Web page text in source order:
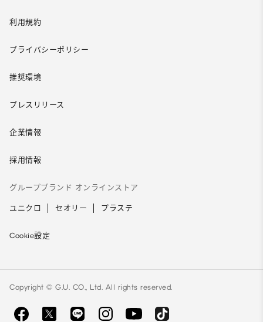
利用規約
プライバシーポリシー
推奨環境
プレスリリース
企業情報
採用情報
グループブランド オンラインストア
ユニクロ セオリー プラステ
Cookie設定
Copyright © G.U. CO., Ltd. All rights reserved.